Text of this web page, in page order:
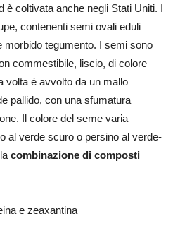
è coltivata anche negli Stati Uniti. I
contenenti semi ovali eduli
morbido tegumento. I semi sono
commestibile, liscio, di colore
volta è avvolto da un mallo
pallido, con una sfumatura
Il colore del seme varia
al verde scuro o persino al verde-
combinazione di composti
e zeaxantina